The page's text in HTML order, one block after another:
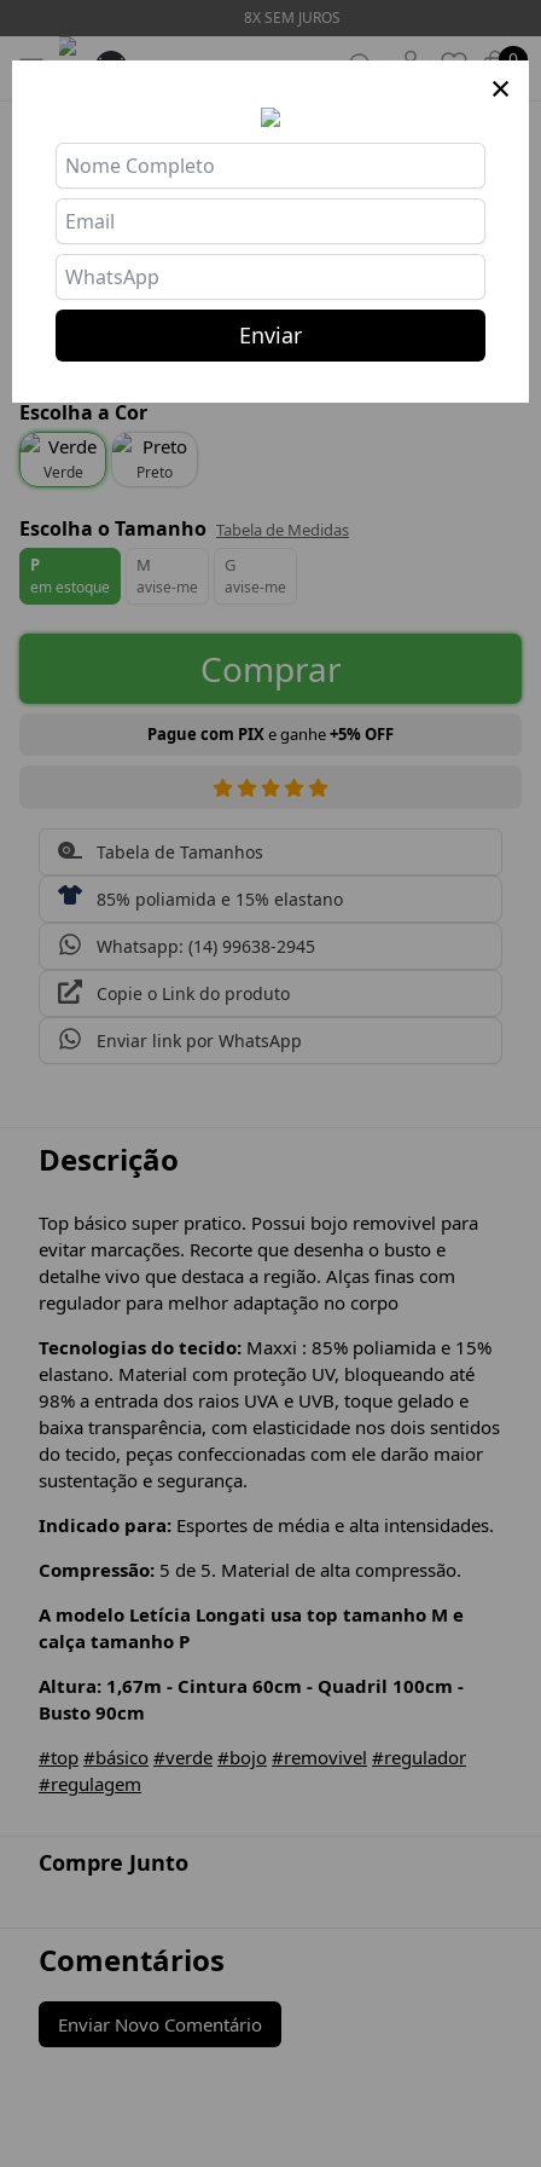
8X SEM JUROS
0
TOP LUANE GREEN
Ref: TOP610
R$ 149,27
R$ 89,56
ou 8x R$ 11,20 s/ juros
Escolha a Cor
Verde Preto
Escolha o Tamanho Tabela de Medidas
P
em estoque
M
avise-me
G
avise-me
Comprar
Pague com PIXe ganhe+5% OFF
Tabela de Tamanhos
85% poliamida e 15% elastano
Whatsapp: (14) 99638-2945
Copie o Link do produto
Enviar link por WhatsApp
Descrição
Top básico super pratico. Possui bojo removivel para
evitar marcações. Recorte que desenha o busto e
detalhe vivo que destaca a região. Alças finas com
regulador para melhor adaptação no corpo
Tecnologias do tecido: Maxxi : 85% poliamida e 15%
elastano. Material com proteção UV, bloqueando até
98% a entrada dos raios UVA e UVB, toque gelado e
baixa transparência, com elasticidade nos dois sentidos
do tecido, peças confeccionadas com ele darão maior
sustentação e segurança.
Indicado para: Esportes de média e alta intensidades.
Compressão: 5 de 5. Material de alta compressão.
A modelo Letícia Longati usa top tamanho M e
calça tamanho P
Altura: 1,67m - Cintura 60cm - Quadril 100cm -
Busto 90cm
#top #básico #verde #bojo #removivel #regulador
#regulagem
Compre Junto
Comentários
Enviar Novo Comentário
×
Enviar